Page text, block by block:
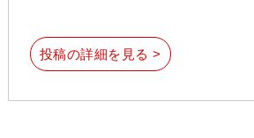
投稿の詳細を見る >